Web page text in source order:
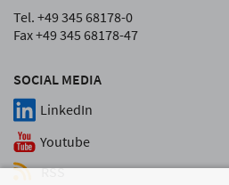
SOCIAL MEDIA
LinkedIn
Youtube
RSS
Tel. +49 345 68178-0
Fax +49 345 68178-47